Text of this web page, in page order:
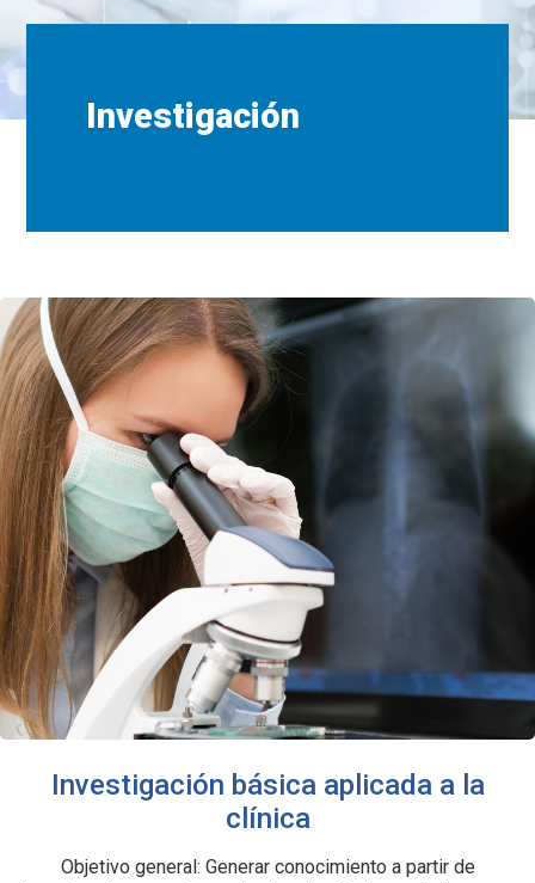
Investigación
Investigación básica aplicada a la
clínica
Objetivo general: Generar conocimiento a partir de